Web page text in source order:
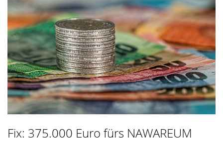
Fix: 375.000 Euro fürs NAWAREUM